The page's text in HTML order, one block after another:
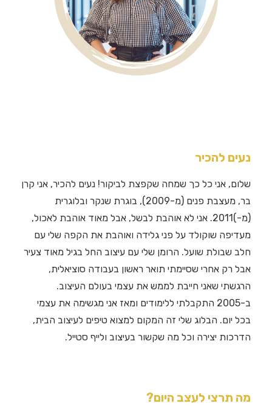
נעים להכיר
שלום, אני כל כך שמחה שקפצת לביקור! נעים להכיר, אני קרן
בר, מעצבת פנים (מ-2009), בוגרת שנקר ובלוגרית
(מ-)2011. אני לא אוהבת לבשל, אבל מאוד אוהבת לאכול,
מעדיפה שוקולד על פני גלידה ואוהבת את הקפה שלי עם
חלב שבולת שועל. הרומן שלי עם עיצוב החל בגיל מאוד צעיר
אבל רק אחרי שסיימתי תואר ראשון בעבודה סוציאלית,
הרגשתי שאני חייבת לממש את עצמי בעולם העיצוב.
ב-2005 התקבלתי ללימודים ומאז אני מגשימה את עצמי
בכל יום. הבלוג שלי זה המקום למצוא טיפים לעיצוב הבית,
הדרכות יצירה וכל מה שקשור בעיצוב ולייף סטייל.
מה תרצי לעצב היום?